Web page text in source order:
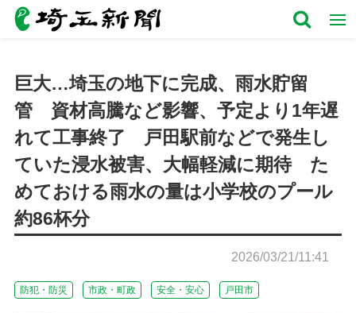
巨大…埼玉の地下に完成、雨水貯留
管 資材高騰など影響、予定より1年遅
れて工事終了 戸田駅前などで発生し
ていた浸水被害、大幅軽減に期待 た
めておける雨水の量は小学校のプール
約86杯分
2026/03/21/11:41
防犯・防災 市政・町政 安全・安心 戸田市